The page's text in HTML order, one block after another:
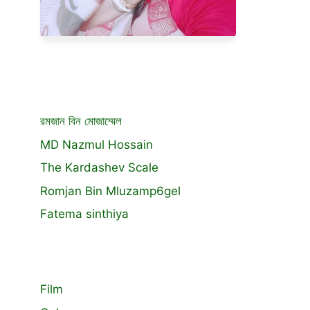
রমজান বিন মোজাম্মেল
MD Nazmul Hossain
The Kardashev Scale
Romjan Bin Mluzamp6gel
Fatema sinthiya
Film